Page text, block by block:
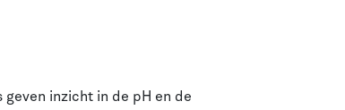
inzicht in de pH en de